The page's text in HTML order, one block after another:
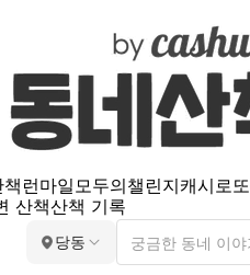
런마일모두의챌린지캐시로또
산책산책 기록
당동